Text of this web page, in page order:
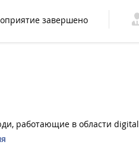
завершено
работающие в области digital